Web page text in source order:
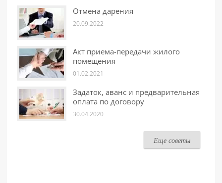
Отмена дарения
20.09.2022
Акт приема-передачи жилого
помещения
01.02.2021
Задаток, аванс и предварительная
оплата по договору
30.04.2020
Еще советы